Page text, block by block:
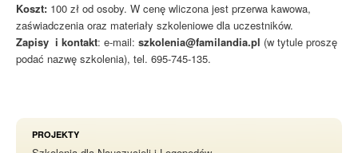
Koszt: 100 zł od osoby. W cenę wliczona jest przerwa kawowa,
zaświadczenia oraz materiały szkoleniowe dla uczestników.
Zapisy i kontakt: e-mail: szkolenia@familandia.pl (w tytule proszę
podać nazwę szkolenia), tel. 695-745-135.
PROJEKTY